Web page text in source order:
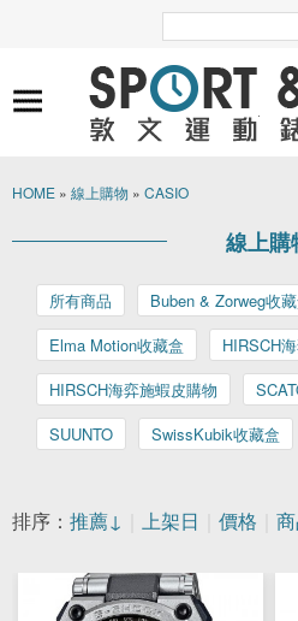
HOME » 線上購物 » CASIO
線上購
所有商品 Buben & Zorweg收
Elma Motion收藏盒
HIRSCH
HIRSCH海弈施蝦皮購物
SUUNTO
SwissKubik收藏盒
排序： 推薦↓ 上架日 價格